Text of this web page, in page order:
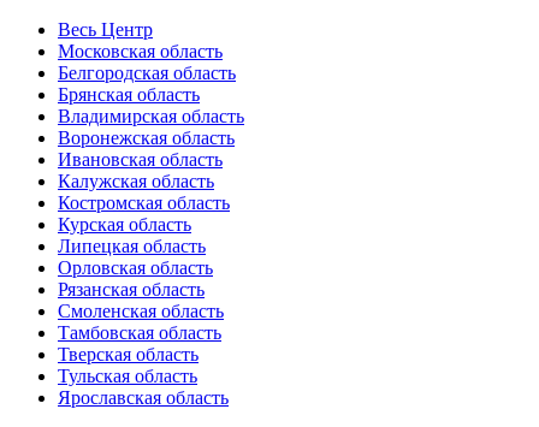
Весь Центр
Московская область
Белгородская область
Брянская область
Владимирская область
Воронежская область
Ивановская область
Калужская область
Костромская область
Курская область
Липецкая область
Орловская область
Рязанская область
Смоленская область
Тамбовская область
Тверская область
Тульская область
Ярославская область